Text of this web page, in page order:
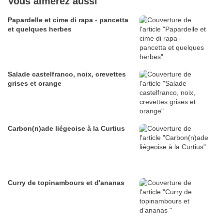
Papardelle et cime di rapa - pancetta
et quelques herbes
Salade castelfranco, noix, crevettes
grises et orange
Carbon(n)ade liégeoise à la Curtius
Curry de topinambours et d'ananas